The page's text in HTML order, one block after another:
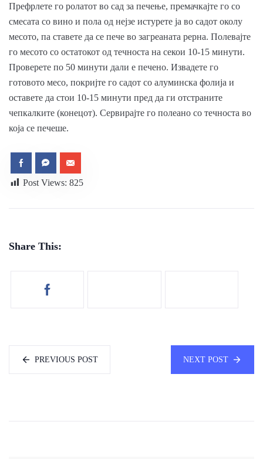
Префрлете го ролатот во сад за печење, премачкајте го со
смесата со вино и пола од нејзе истурете ја во садот околу
месото, па ставете да се пече во загреаната рерна. Полевајте
го месото со остатокот од течноста на секои 10-15 минути.
Проверете по 50 минути дали е печено. Извадете го
готовото месо, покријте го садот со алуминска фолија и
оставете да стои 10-15 минути пред да ги отстраните
чепкалките (конецот). Сервирајте го полеано со течноста во
која се печеше.
Post Views: 825
Share This:
PREVIOUS POST NEXT POST